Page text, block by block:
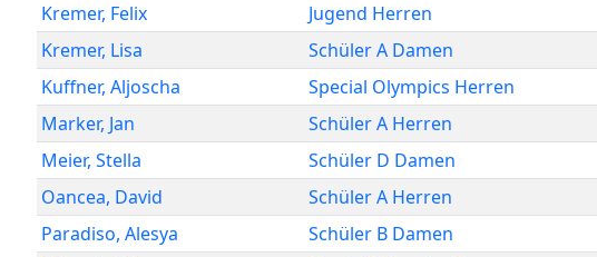
Kremer, Felix Jugend Herren
Kremer, Lisa Schüler A Damen
Kuffner, Aljoscha
Special Olympics Herren
Marker, Jan Schüler A Herren
Meier, Stella Schüler D Damen
Oancea, David Schüler A Herren
Paradiso, Alesya Schüler B Damen